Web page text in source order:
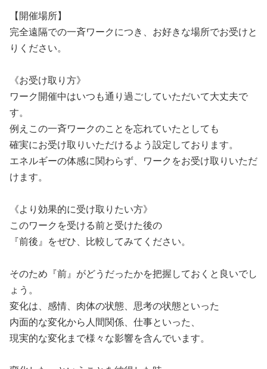
【開催場所】
完全遠隔での一斉ワークにつき、お好きな場所でお受けと
りください。
《お受け取り方》
ワーク開催中はいつも通り過ごしていただいて大丈夫で
す。
例えこの一斉ワークのことを忘れていたとしても
確実にお受け取りいただけるよう設定しております。
エネルギーの体感に関わらず、ワークをお受け取りいただ
けます。
《より効果的に受け取りたい方》
このワークを受ける前と受けた後の
『前後』をぜひ、比較してみてください。
そのため『前』がどうだったかを把握しておくと良いでし
ょう。
変化は、感情、肉体の状態、思考の状態といった
内面的な変化から人間関係、仕事といった、
現実的な変化まで様々な影響を含んでいます。